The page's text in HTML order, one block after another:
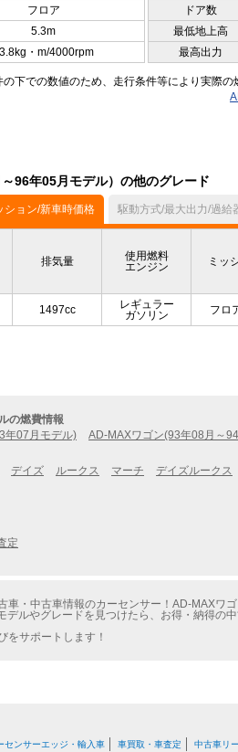
フロア ドア数
5.3m 最低地上高
・m/4000rpm 最高出力
下での数値のため、走行条件等により実際の
96年05月モデル）の他のグレード
ション/新車時価格 駆動方式/最大出力/過給
排気量
使用燃料
エンジン
ミッ
1497cc
レギュラー
ガソリン
フロ
の燃費情報
年07月モデル)
AD-MAXワゴン(93年08月～
デイズ ルークス マーチ デイズルークス
定
車・中古車情報のカーセンサー！AD-MAXワ
デルやグレードを見つけたら、お得・納得の
をサポートします！
センサーエッジ・輸入車 車買取・車査定 中古車リ